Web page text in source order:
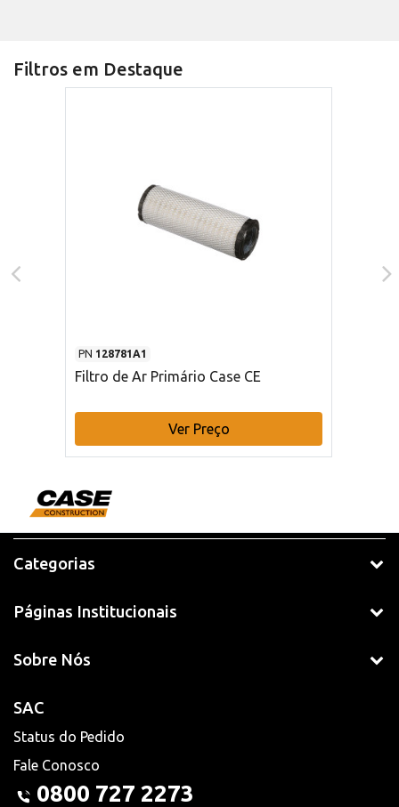
Filtros em Destaque
PN 128781A1
Filtro de Ar Primário Case CE
Ver Preço
Categorias
Páginas Institucionais
Sobre Nós
SAC
Status do Pedido
Fale Conosco
0800 727 2273